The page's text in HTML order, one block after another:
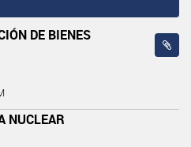
DE BIENES
NUCLEAR